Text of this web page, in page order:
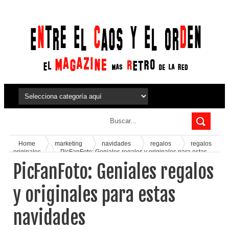
Home marketing navidades regalos
regalos
originales
PicFanFoto: Geniales regalos y originales para estas
PicFanFoto: Geniales regalos
y originales para estas
navidades